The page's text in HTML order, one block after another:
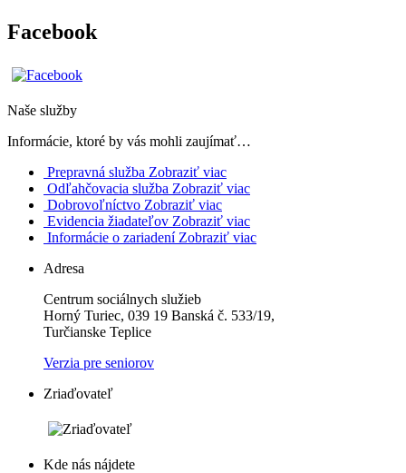
Facebook
Naše služby
Informácie, ktoré by vás mohli zaujímať…
Prepravná služba Zobraziť viac
Odľahčovacia služba Zobraziť viac
Dobrovoľníctvo Zobraziť viac
Evidencia žiadateľov Zobraziť viac
Informácie o zariadení Zobraziť viac
Adresa
Centrum sociálnych služieb
Horný Turiec, 039 19 Banská č. 533/19,
Turčianske Teplice
Verzia pre seniorov
Zriaďovateľ
Kde nás nájdete